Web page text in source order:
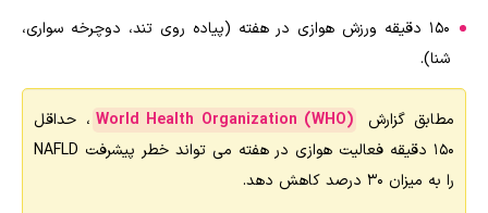
150 دقیقه ورزش هوازی در هفته (پیاده روی تند، دوچرخه سواری،
شنا).
مطابق گزارش World Health Organization (WHO) ، حداقل
150 دقیقه فعالیت هوازی در هفته می تواند خطر پیشرفت NAFLD
را به میزان 30 درصد کاهش دهد.